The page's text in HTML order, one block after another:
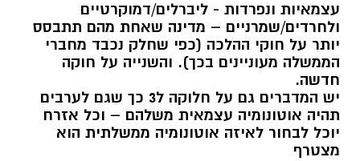
עצמאיות ונפרדות - ליברלים/דמוקרטיים
ולחרדים/שמרניים – מדינה שאחת מהם תתבסס
יותר על חוקי ההלכה (כפי שחלק נכבד מחברי
הממשלה מעוניינים בכך). והשנייה על חוקה
חדשה.
יש המדברים גם על חלוקה ל3 כך שגם לערבים
תהיה אוטונומיה עצמאית משלהם – וכל אזרח
יוכל לבחור לאיזה אוטונומיה ממשלתית הוא
מצטרף